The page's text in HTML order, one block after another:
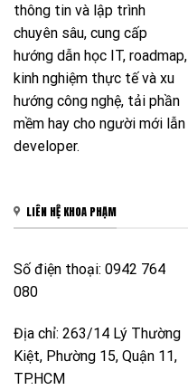
thông tin và lập trình
chuyên sâu, cung cấp
hướng dẫn học IT, roadmap,
kinh nghiệm thực tế và xu
hướng công nghệ, tải phần
mềm hay cho người mới lẫn
developer.
LIÊN HỆ KHOA PHẠM
Số điện thoại: 0942 764
080
Địa chỉ: 263/14 Lý Thường
Kiệt, Phường 15, Quận 11,
TP.HCM